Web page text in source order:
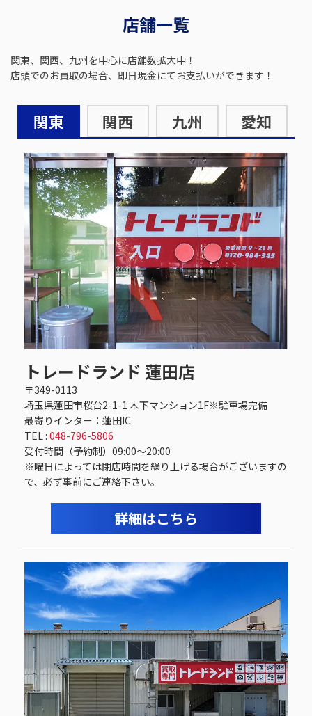
店舗一覧
関東、関西、九州を中心に店舗数拡大中！
店頭でのお買取の場合、即日現金にてお支払いができます！
関東 関西 九州 愛知
トレードランド 蓮田店
〒349-0113
埼玉県蓮田市桜台2-1-1 木下マンション1F※駐車場完備
最寄りインター：蓮田IC
TEL : 048-796-5806
受付時間（予約制）09:00〜20:00
※曜日によっては閉店時間を繰り上げる場合がございますの
で、必ず事前にご連絡下さい。
詳細はこちら